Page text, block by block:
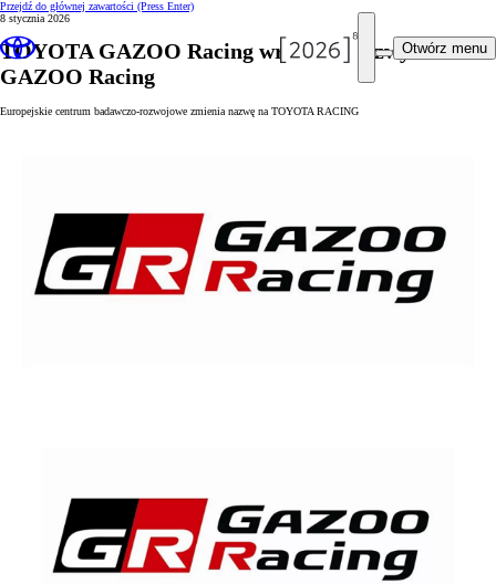
Przejdź do głównej zawartości (Press Enter)
Otwórz menu
8 stycznia 2026
TOYOTA GAZOO Racing wraca do nazwy
GAZOO Racing
Europejskie centrum badawczo-rozwojowe zmienia nazwę na TOYOTA RACING